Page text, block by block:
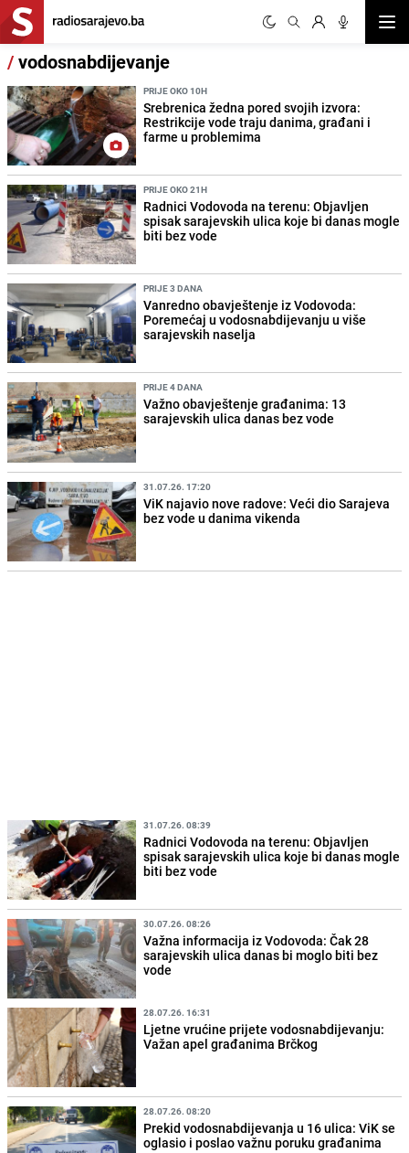
/vodosnabdijevanje
PRIJE OKO 10H
Srebrenica žedna pored svojih izvora:
Restrikcije vode traju danima, građani i
farme u problemima
PRIJE OKO 21H
Radnici Vodovoda na terenu: Objavljen
spisak sarajevskih ulica koje bi danas mogle
biti bez vode
PRIJE 3 DANA
Vanredno obavještenje iz Vodovoda:
Poremećaj u vodosnabdijevanju u više
sarajevskih naselja
PRIJE 4 DANA
Važno obavještenje građanima: 13
sarajevskih ulica danas bez vode
31.07.26. 17:20
ViK najavio nove radove: Veći dio Sarajeva
bez vode u danima vikenda
31.07.26. 08:39
Radnici Vodovoda na terenu: Objavljen
spisak sarajevskih ulica koje bi danas mogle
biti bez vode
30.07.26. 08:26
Važna informacija iz Vodovoda: Čak 28
sarajevskih ulica danas bi moglo biti bez
vode
28.07.26. 16:31
Ljetne vrućine prijete vodosnabdijevanju:
Važan apel građanima Brčkog
28.07.26. 08:20
Prekid vodosnabdijevanja u 16 ulica: ViK se
oglasio i poslao važnu poruku građanima